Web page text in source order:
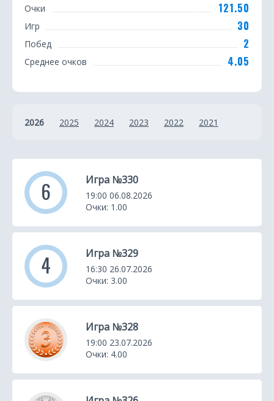
т
а
Очки 121.50
Игр 30
Побед 2
Среднее очков 4.05
2026 2025 2024 2023 2022 2021
6 Игра №330
19:00 06.08.2026
Очки: 1.00
4 Игра №329
16:30 26.07.2026
Очки: 3.00
Игра №328
19:00 23.07.2026
Очки: 4.00